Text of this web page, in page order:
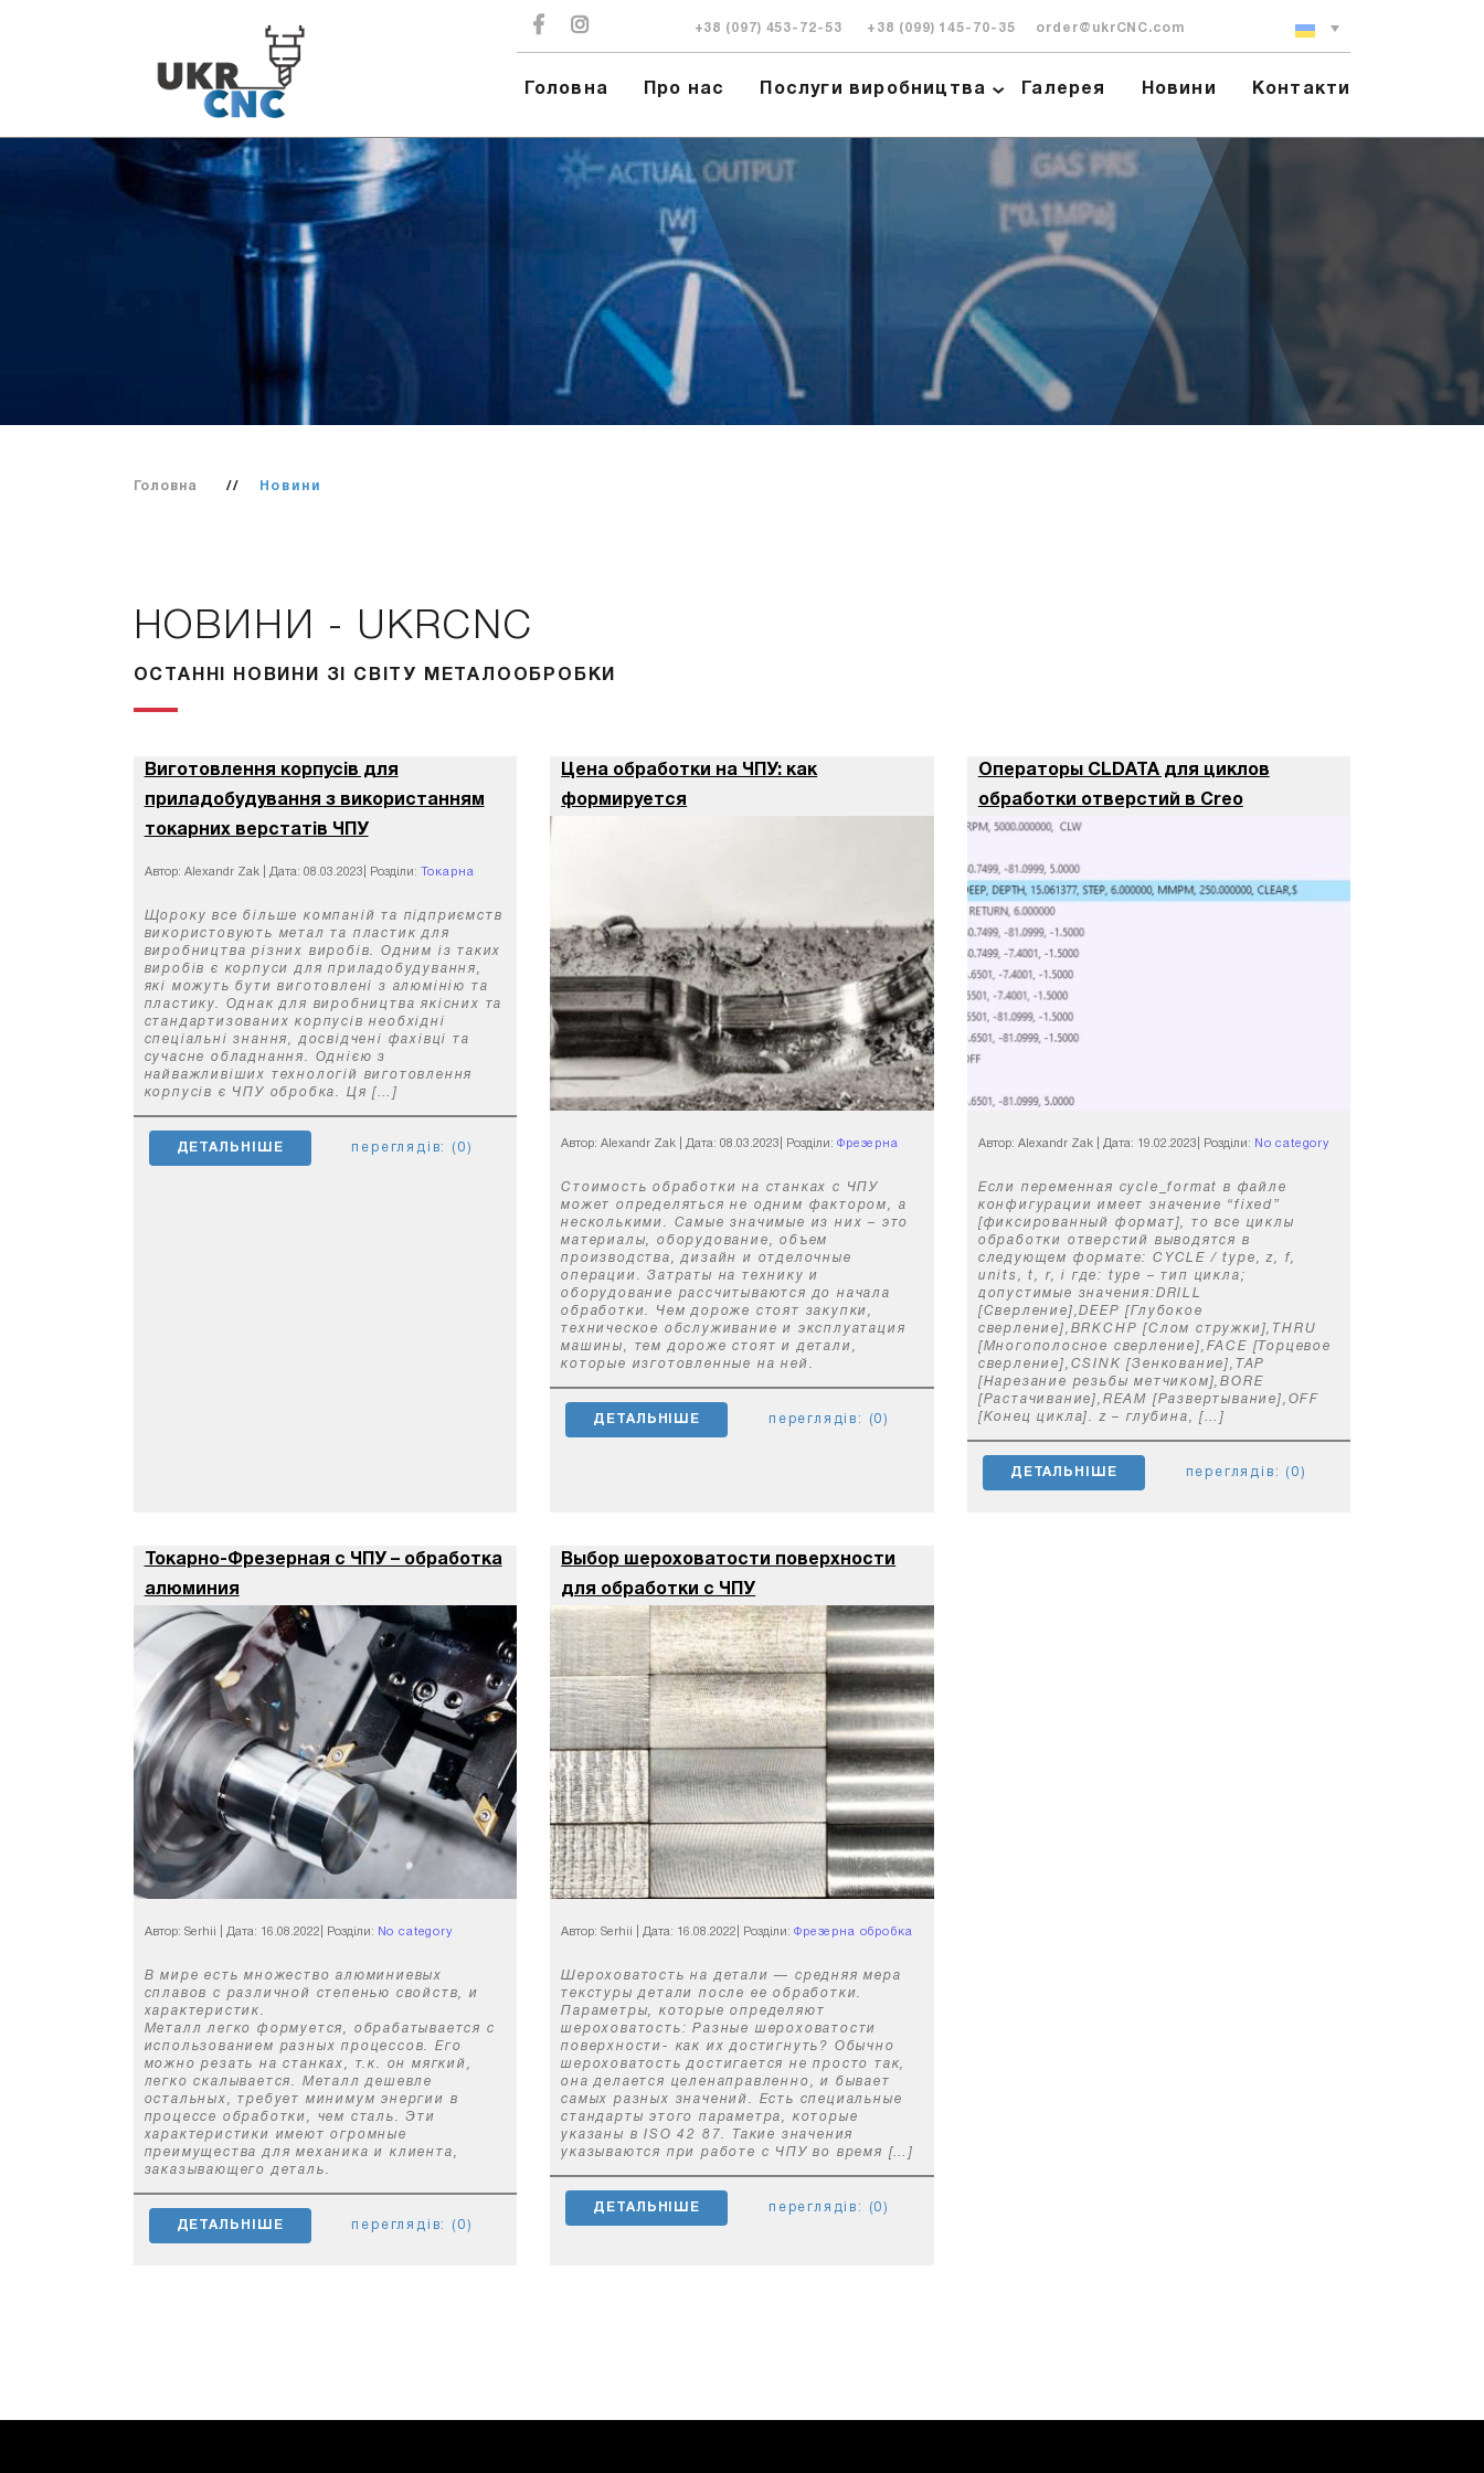
+38 (097) 453-72-53 +38 (099) 145-70-35 order@ukrCNC.com
Головна Про нас Послуги виробництва Галерея Новини Контакти
Головна // Новини
НОВИНИ - UKRCNC
ОСТАННІ НОВИНИ ЗІ СВІТУ МЕТАЛООБРОБКИ
Виготовлення корпусів для
приладобудування з використанням
токарних верстатів ЧПУ
Автор: Alexandr Zak Дата: 08.03.2023 Розділи: Токарна
Щороку все більше компаній та підприємств
використовують метал та пластик для
виробництва різних виробів. Одним із таких
виробів є корпуси для приладобудування,
які можуть бути виготовлені з алюмінію та
пластику. Однак для виробництва якісних та
стандартизованих корпусів необхідні
спеціальні знання, досвідчені фахівці та
сучасне обладнання. Однією з
найважливіших технологій виготовлення
корпусів є ЧПУ обробка. Ця […]
ДЕТАЛЬНІШЕ переглядів: (0)
Цена обработки на ЧПУ: как
формируется
Автор: Alexandr Zak Дата: 08.03.2023 Розділи:Фрезерна
Стоимость обработки на станках с ЧПУ
может определяться не одним фактором, а
несколькими. Самые значимые из них – это
материалы, оборудование, объем
производства, дизайн и отделочные
операции. Затраты на технику и
оборудование рассчитываются до начала
обработки. Чем дороже стоят закупки,
техническое обслуживание и эксплуатация
машины, тем дороже стоят и детали,
которые изготовленные на ней.
ДЕТАЛЬНІШЕ переглядів: (0)
Операторы CLDATA для циклов
обработки отверстий в Creo
Автор: Alexandr Zak Дата: 19.02.2023 Розділи: No category
Если переменная cycle_format в файле
конфигурации имеет значение “fixed”
[фиксированный формат], то все циклы
обработки отверстий выводятся в
следующем формате: CYCLE / type, z, f,
units, t, r, i где: type – тип цикла;
допустимые значения:DRILL
[Сверление],DEEP [Глубокое
сверление],BRKCHP [Слом стружки],THRU
[Многополосное сверление],FACE [Торцевое
сверление],CSINK [Зенкование],TAP
[Нарезание резьбы метчиком],BORE
[Растачивание],REAM [Развертывание],OFF
[Конец цикла]. z – глубина, […]
ДЕТАЛЬНІШЕ переглядів: (0)
Токарно-Фрезерная с ЧПУ – обработка
алюминия
Автор: Serhii Дата: 16.08.2022 Розділи: No category
В мире есть множество алюминиевых
сплавов с различной степенью свойств, и
характеристик.
Металл легко формуется, обрабатывается с
использованием разных процессов. Его
можно резать на станках, т.к. он мягкий,
легко скалывается. Металл дешевле
остальных, требует минимум энергии в
процессе обработки, чем сталь. Эти
характеристики имеют огромные
преимущества для механика и клиента,
заказывающего деталь.
ДЕТАЛЬНІШЕ переглядів: (0)
Выбор шероховатости поверхности
для обработки с ЧПУ
Автор: Serhii Дата: 16.08.2022 Розділи:Фрезерна обробка
Шероховатость на детали — средняя мера
текстуры детали после ее обработки.
Параметры, которые определяют
шероховатость: Разные шероховатости
поверхности- как их достигнуть? Обычно
шероховатость достигается не просто так,
она делается целенаправленно, и бывает
самых разных значений. Есть специальные
стандарты этого параметра, которые
указаны в ISО 42 87. Такие значения
указываются при работе с ЧПУ во время […]
ДЕТАЛЬНІШЕ переглядів: (0)